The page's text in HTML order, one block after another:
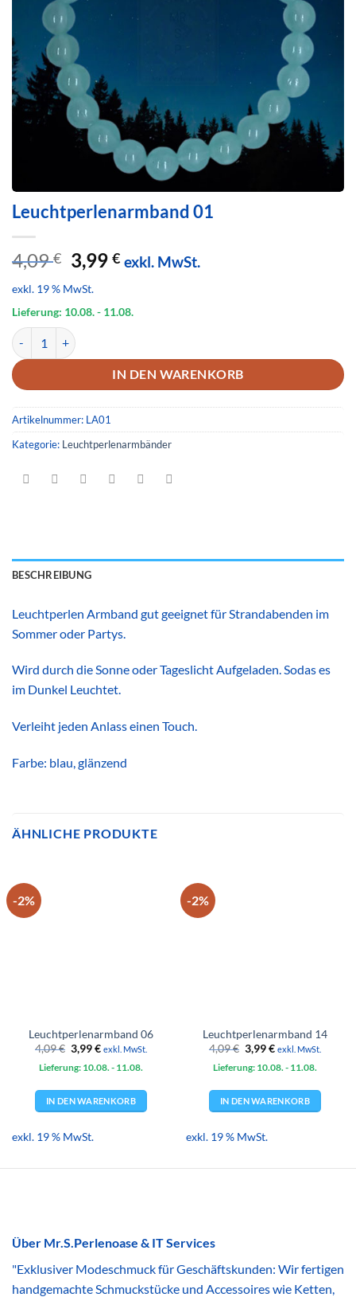
Leuchtperlenarmband 01
4,09€ Ursprünglicher
Preis
war:
4,09 €
3,99€Aktueller
3,99 €.
exkl. MwSt.
exkl. 19 % MwSt.
Lieferung: 10.08.- 11.08.
Leuchtperlenarmband 01 Menge
IN DEN WARENKORB
Artikelnummer: LA01
Kategorie: Leuchtperlenarmbänder
BESCHREIBUNG
Leuchtperlen Armband gut geeignet für Strandabenden im
Sommer oder Partys.
Wird durch die Sonne oder Tageslicht Aufgeladen. Sodas es
im Dunkel Leuchtet.
Verleiht jeden Anlass einen Touch.
Farbe: blau, glänzend
ÄHNLICHE PRODUKTE
-2%
Leuchtperlenarmband 06
4,09€ Ursprünglicher
Preis
war:
3,99€Aktueller
ist:
exkl. MwSt.
Lieferung: 10.08. - 11.08.
IN DEN WARENKORB
exkl. 19 % MwSt.
-2%
Leuchtperlenarmband 14
4,09€ Ursprünglicher
Preis
war:
3,99€Aktueller
ist:
exkl. MwSt.
Lieferung: 10.08. - 11.08.
IN DEN WARENKORB
exkl. 19 % MwSt.
Über Mr.S.Perlenoase & IT Services
"Exklusiver Modeschmuck für Geschäftskunden: Wir fertigen
handgemachte Schmuckstücke und Accessoires wie Ketten,